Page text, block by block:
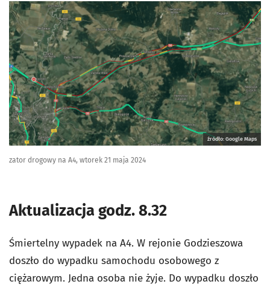
źródło: Google Maps
zator drogowy na A4, wtorek 21 maja 2024
Aktualizacja godz. 8.32
Śmiertelny wypadek na A4. W rejonie Godzieszowa
doszło do wypadku samochodu osobowego z
ciężarowym. Jedna osoba nie żyje. Do wypadku doszło